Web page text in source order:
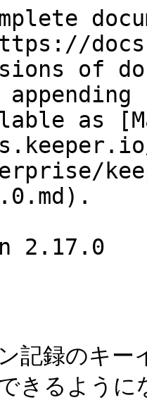
of
as
2.17.0
記録のキー
きるように